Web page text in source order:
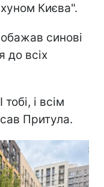
Києва".
синові
до всіх
і всім
Притула.